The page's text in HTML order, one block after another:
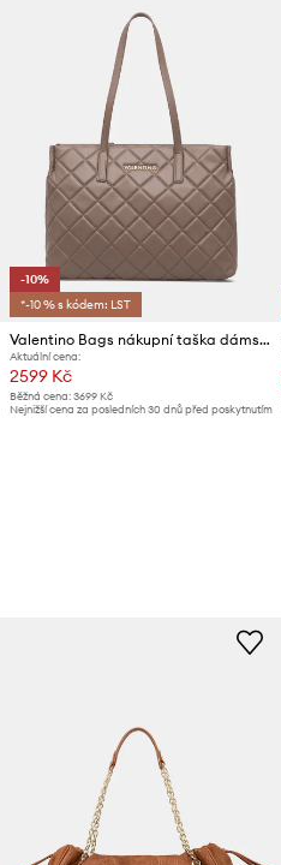
-10%
*-10 % s kódem: LST
Valentino Bags nákupní taška dámská z imitace kůže
Aktuální cena:
2599 Kč
Běžná cena: 3699 Kč
Nejnižší cena za posledních 30 dnů před poskytnutím